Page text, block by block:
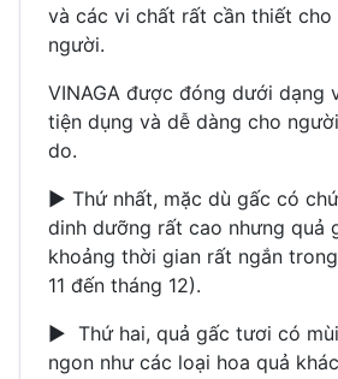
và các vi chất rất cần thiết
người.
VINAGA được đóng dưới dạng
tiện dụng và dễ dàng cho
do.
► Thứ nhất, mặc dù gấc có
dinh dưỡng rất cao nhưng quả
khoảng thời gian rất ngắn
11 đến tháng 12).
► Thứ hai, quả gấc tươi có
ngon như các loại hoa quả